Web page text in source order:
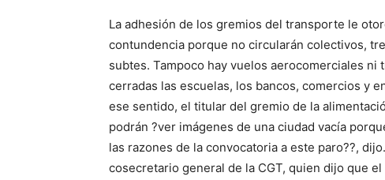
La adhesión de los gremios del transporte le
contundencia porque no circularán colectivos,
subtes. Tampoco hay vuelos aerocomerciales
cerradas las escuelas, los bancos, comercios y
ese sentido, el titular del gremio de la
podrán ?ver imágenes de una ciudad vacía
las razones de la convocatoria a este paro??,
cosecretario general de la CGT, quien dijo que